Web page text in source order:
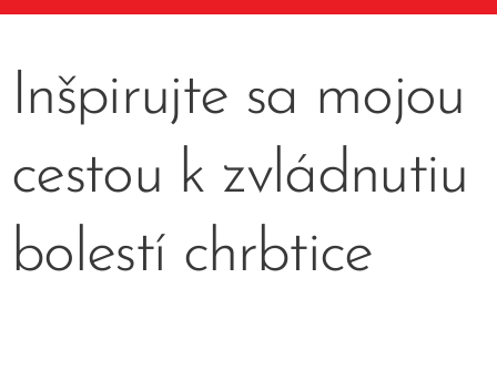
Inšpirujte sa mojou
cestou k zvládnutiu
bolestí chrbtice